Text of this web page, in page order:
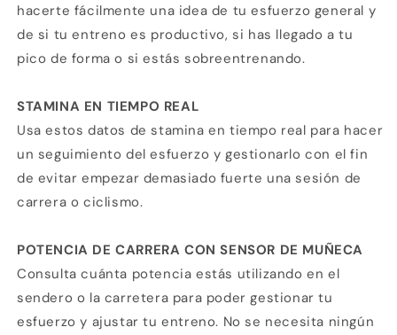
hacerte fácilmente una idea de tu esfuerzo general y
de si tu entreno es productivo, si has llegado a tu
pico de forma o si estás sobreentrenando.
STAMINA EN TIEMPO REAL
Usa estos datos de stamina en tiempo real para hacer
un seguimiento del esfuerzo y gestionarlo con el fin
de evitar empezar demasiado fuerte una sesión de
carrera o ciclismo.
POTENCIA DE CARRERA CON SENSOR DE MUÑECA
Consulta cuánta potencia estás utilizando en el
sendero o la carretera para poder gestionar tu
esfuerzo y ajustar tu entreno. No se necesita ningún